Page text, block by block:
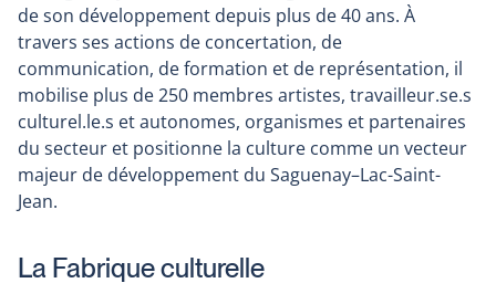
de son développement depuis plus de 40 ans. À
travers ses actions de concertation, de
communication, de formation et de représentation, il
mobilise plus de 250 membres artistes, travailleur.se.s
culturel.le.s et autonomes, organismes et partenaires
du secteur et positionne la culture comme un vecteur
majeur de développement du Saguenay–Lac-Saint-
Jean.
La Fabrique culturelle